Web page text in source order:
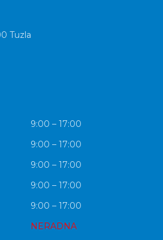
Tuzla
9:00 – 17:00
9:00 – 17:00
9:00 – 17:00
9:00 – 17:00
9:00 – 17:00
NERADNA